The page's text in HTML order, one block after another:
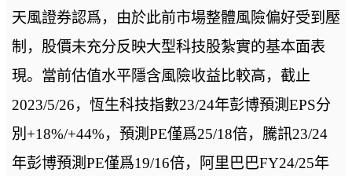
天風證券認爲，由於此前市場整體風險偏好受到壓
制，股價未充分反映大型科技股紮實的基本面表
現。當前估值水平隱含風險收益比較高，截止
2023/5/26，恆生科技指數23/24年彭博預測EPS分
別+18%/+44%，預測PE僅爲25/18倍，騰訊23/24
年彭博預測PE僅爲19/16倍，阿里巴巴FY24/25年